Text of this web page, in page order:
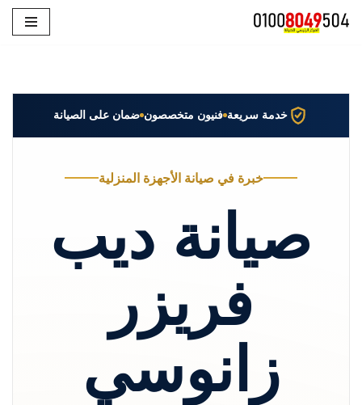
خدمة سريعة فنيون متخصصون ضمان على الصيانة
خبرة في صيانة الأجهزة المنزلية
صيانة ديب
فريزر
زانوسي